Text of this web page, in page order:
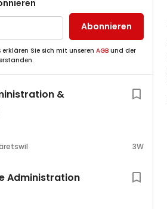
Abonnieren
Sie sich mit unseren AGB und der
&
3W
Administration